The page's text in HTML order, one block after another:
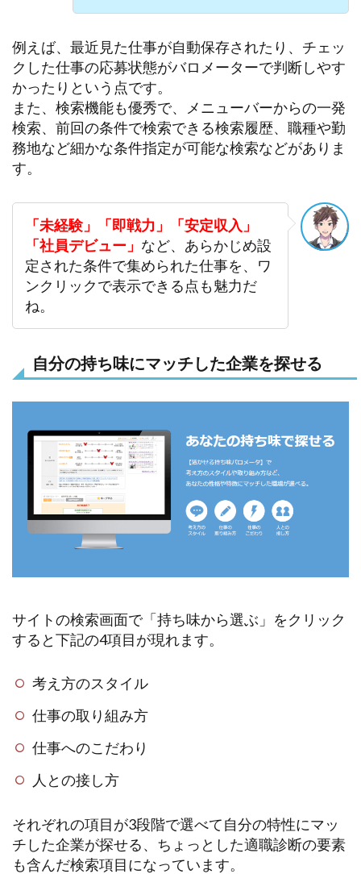
例えば、最近見た仕事が自動保存されたり、チェッ
クした仕事の応募状態がバロメーターで判断しやす
かったりという点です。
また、検索機能も優秀で、メニューバーからの一発
検索、前回の条件で検索できる検索履歴、職種や勤
務地など細かな条件指定が可能な検索などがありま
す。
「未経験」「即戦力」「安定収入」
「社員デビュー」 など、あらかじめ設
定された条件で集められた仕事を、ワ
ンクリックで表示できる点も魅力だ
ね。
自分の持ち味にマッチした企業を探せる
サイトの検索画面で「持ち味から選ぶ」をクリック
すると下記の4項目が現れます。
考え方のスタイル
仕事の取り組み方
仕事へのこだわり
人との接し方
それぞれの項目が3段階で選べて自分の特性にマッ
チした企業が探せる、ちょっとした適職診断の要素
も含んだ検索項目になっています。